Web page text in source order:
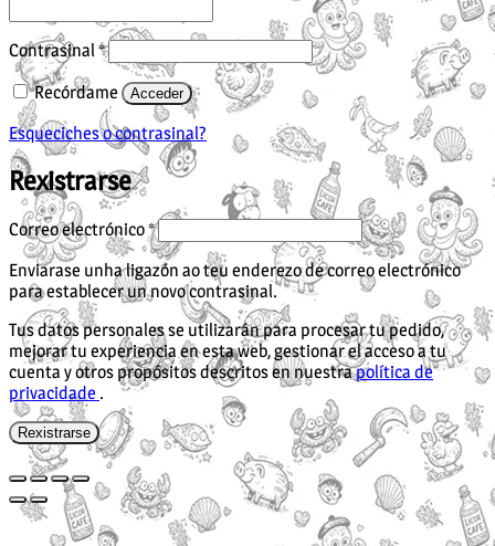
Contrasinal *Obrigatorio
Recórdame Acceder
Esqueciches o contrasinal?
Rexistrarse
Correo electrónico*Obrigatorio
Enviarase unha ligazón ao teu enderezo de correo electrónico
para establecer un novo contrasinal.
Tus datos personales se utilizarán para procesar tu pedido,
mejorar tu experiencia en esta web, gestionar el acceso a tu
cuenta y otros propósitos descritos en nuestrapolítica de
privacidade .
Rexistrarse